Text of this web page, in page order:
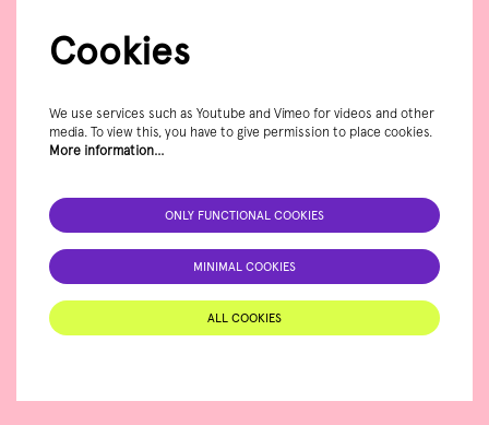
Cookies
We use services such as Youtube and Vimeo for videos and other
media. To view this, you have to give permission to place cookies.
More information…
ONLY FUNCTIONAL COOKIES
MINIMAL COOKIES
ALL COOKIES